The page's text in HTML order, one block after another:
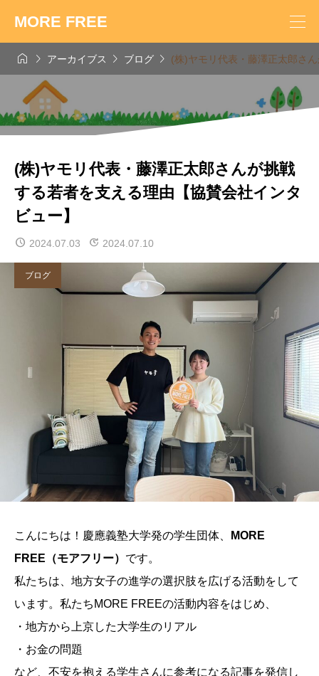
MORE FREE
  アーカイブス  ブログ  (株)ヤモリ代表・藤澤正太郎さ
(株)ヤモリ代表・藤澤正太郎さんが挑戦
する若者を支える理由【協賛会社インタ
ビュー】
2024.07.03 2024.07.10
ブログ
こんにちは！慶應義塾大学発の学生団体、
MORE
FREE（モアフリー） です。
私たちは、地方女子の進学の選択肢を広げる活動をして
います。私たちMORE FREEの活動内容をはじめ、
・地方から上京した大学生のリアル
・お金の問題
など、不安を抱える学生さんに参考になる記事を発信し